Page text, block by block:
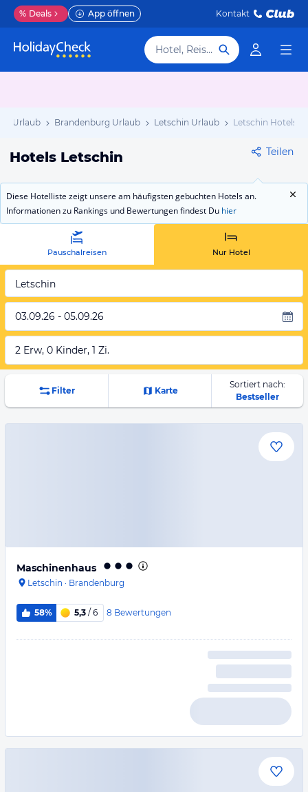
% Deals App öffnen Kontakt
Hotel, Reiseziel
Urlaub Brandenburg Urlaub Letschin Urlaub Letschin Hotels
Hotels Letschin Teilen
Diese Hotelliste zeigt unsere am häufigsten gebuchten Hotels an.
Informationen zu Rankings und Bewertungen findest Du hier
Pauschalreisen Nur Hotel
Letschin
03.09.26 - 05.09.26
2 Erw, 0 Kinder, 1 Zi.
Filter Karte
Sortiert nach:
Bestseller
Maschinenhaus
Letschin · Brandenburg
58% 5,3 / 6 8 Bewertungen